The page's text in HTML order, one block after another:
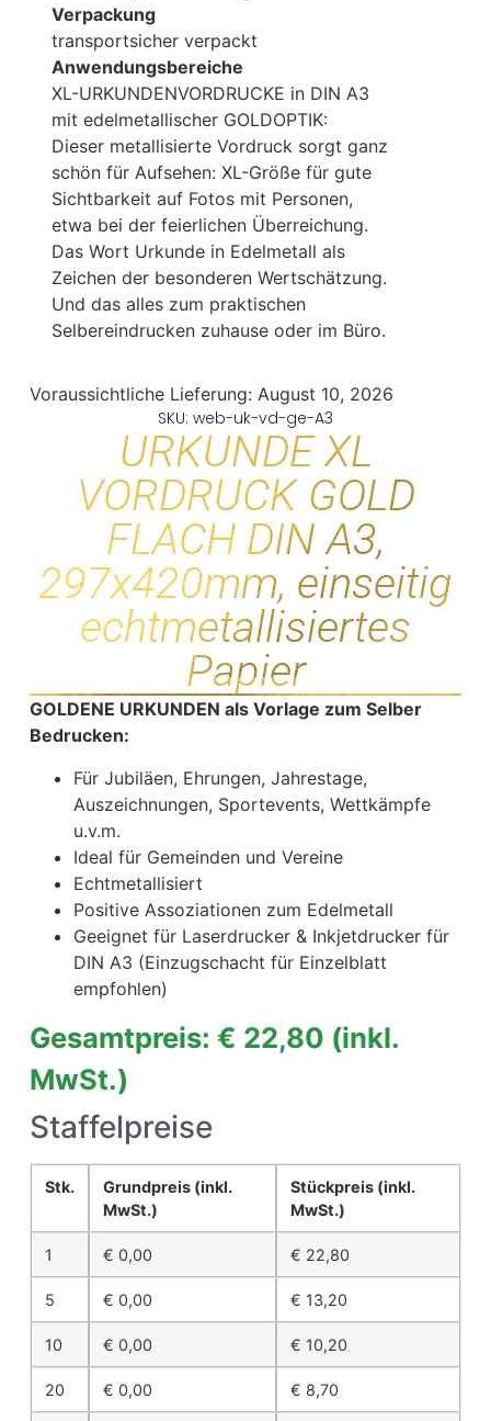
Verpackung
transportsicher verpackt
Anwendungsbereiche
XL-URKUNDENVORDRUCKE in DIN A3
mit edelmetallischer GOLDOPTIK:
Dieser metallisierte Vordruck sorgt ganz
schön für Aufsehen: XL-Größe für gute
Sichtbarkeit auf Fotos mit Personen,
etwa bei der feierlichen Überreichung.
Das Wort Urkunde in Edelmetall als
Zeichen der besonderen Wertschätzung.
Und das alles zum praktischen
Selbereindrucken zuhause oder im Büro.
Voraussichtliche Lieferung: August 10, 2026
SKU: web-uk-vd-ge-A3
URKUNDE XL
VORDRUCK GOLD
FLACH DIN A3,
297x420mm, einseitig
echtmetallisiertes
Papier
GOLDENE URKUNDEN als Vorlage zum Selber
Bedrucken:
Für Jubiläen, Ehrungen, Jahrestage,
Auszeichnungen, Sportevents, Wettkämpfe
u.v.m.
Ideal für Gemeinden und Vereine
Echtmetallisiert
Positive Assoziationen zum Edelmetall
Geeignet für Laserdrucker & Inkjetdrucker für
DIN A3 (Einzugschacht für Einzelblatt
empfohlen)
Gesamtpreis: € 22,80 (inkl.
MwSt.)
Staffelpreise
Stk. Grundpreis (inkl.
MwSt.)
Stückpreis (inkl.
MwSt.)
1 € 0,00 € 22,80
5 € 0,00 € 13,20
10 € 0,00 € 10,20
20 € 0,00 € 8,70